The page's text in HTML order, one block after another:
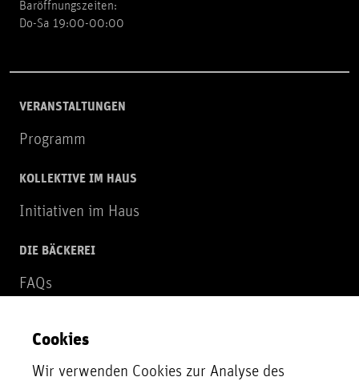
Baröffnungszeiten:
Do-Sa 19:00-00:00
VERANSTALTUNGEN
Programm
KOLLEKTIVE IM HAUS
Initiativen im Haus
DIE BÄCKEREI
FAQs
NEWSLETTER
Zur Newsletter Anmeldung
Cookies
Wir verwenden Cookies zur Analyse des